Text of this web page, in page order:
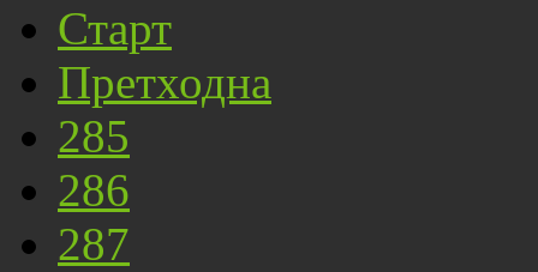
Старт
Претходна
285
286
287